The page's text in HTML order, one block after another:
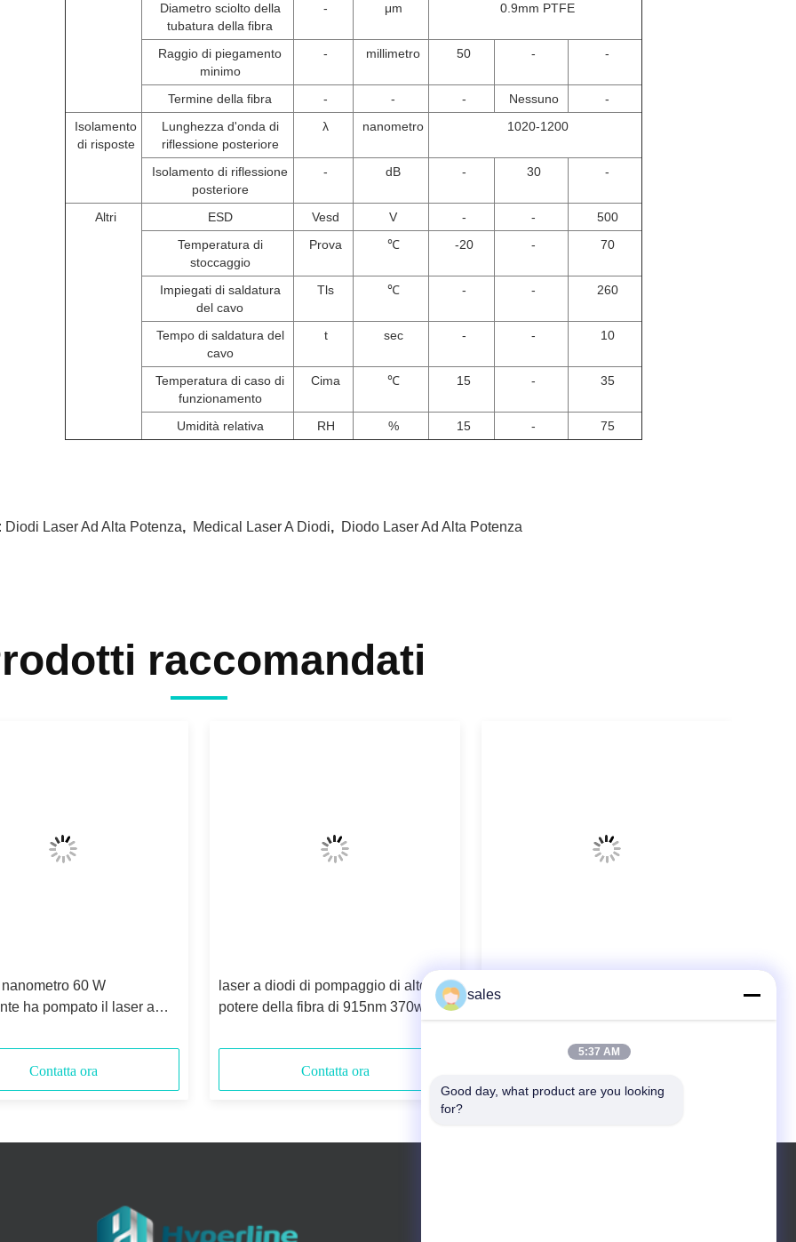
Diametro sciolto della
tubatura della fibra
- μm 0.9mm PTFE
Raggio di piegamento
minimo
- millimetro 50 - -
Termine della fibra - - - Nessuno
-
Isolamento
di risposte
Lunghezza d'onda di
riflessione posteriore
λ nanometro 1020-1200
Isolamento di riflessione
posteriore
- dB - 30 -
Altri ESD Vesd V - -
500
Temperatura di
stoccaggio
Prova ℃ -20 - 70
Impiegati di saldatura
del cavo
Tls ℃ - - 260
Tempo di saldatura del
cavo
t sec - - 10
Temperatura di caso di
funzionamento
Cima ℃ 15 - 35
Umidità relativa RH % 15 - 75
Diodi Laser Ad Alta Potenza, Medical Laser A Diodi, Diodo Laser Ad Alta Potenza
raccomandati
60 W
ha pompato il laser a
Contatta ora
laser a diodi di pompaggio di alto
potere della fibra di 915nm 370w
Contatta ora
sales
5:37 AM
Good day, what product are you looking
for?